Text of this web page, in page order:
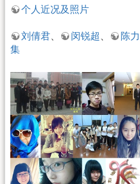
个人近况及照片
刘倩君、 闵锐超 、 陈力
集